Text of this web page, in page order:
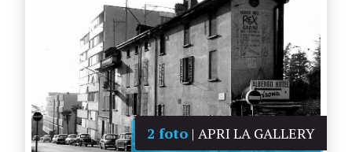
2 foto | APRI LA GALLERY